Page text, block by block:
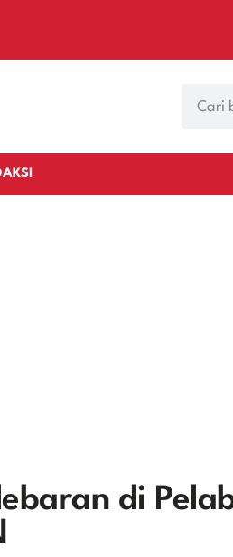
di